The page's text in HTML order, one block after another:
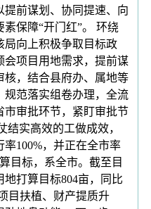
提前谋划、协同提速、向
素保障“开门红”。 环绕
局向上积极争取目标政
会项目用地需求，提前谋
核，结合县府办、属地等
规范落实组卷办理，全流
市审批环节，紧盯审批节
结实高效的工做成效，
100%，并正在全市率
目标，系全市。截至目
打算目标804亩，同比
目扶植、财产提质升